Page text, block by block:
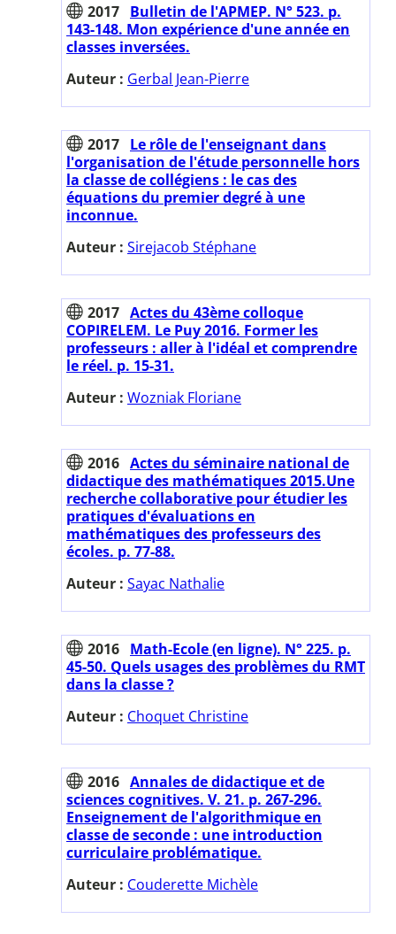
2017 Bulletin de l'APMEP. N° 523. p.
143-148. Mon expérience d'une année en
classes inversées.
Auteur : Gerbal Jean-Pierre
2017 Le rôle de l'enseignant dans
l'organisation de l'étude personnelle hors
la classe de collégiens : le cas des
équations du premier degré à une
inconnue.
Auteur : Sirejacob Stéphane
2017 Actes du 43ème colloque
COPIRELEM. Le Puy 2016. Former les
professeurs : aller à l'idéal et comprendre
le réel. p. 15-31.
Auteur : Wozniak Floriane
2016 Actes du séminaire national de
didactique des mathématiques 2015.Une
recherche collaborative pour étudier les
pratiques d'évaluations en
mathématiques des professeurs des
écoles. p. 77-88.
Auteur : Sayac Nathalie
2016 Math-Ecole (en ligne). N° 225. p.
45-50. Quels usages des problèmes du RMT
dans la classe ?
Auteur : Choquet Christine
2016 Annales de didactique et de
sciences cognitives. V. 21. p. 267-296.
Enseignement de l'algorithmique en
classe de seconde : une introduction
curriculaire problématique.
Auteur : Couderette Michèle